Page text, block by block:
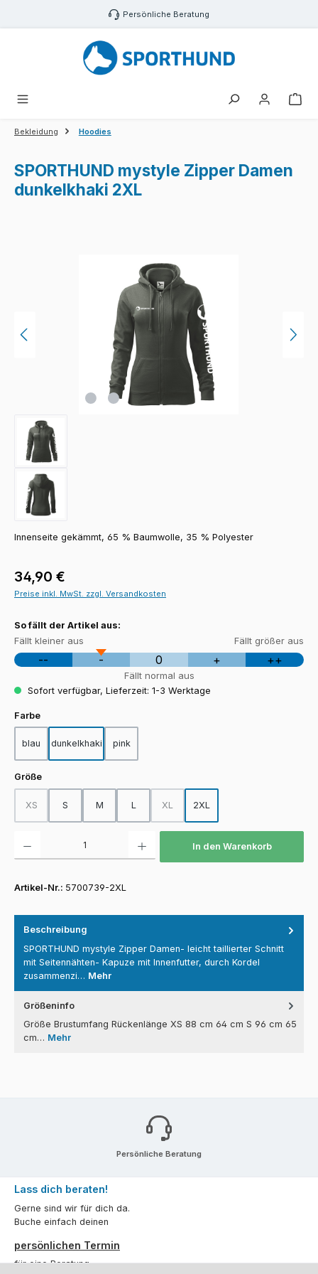
Zum Hauptinhalt springen Persönliche Beratung
Bekleidung Hoodies
SPORTHUND mystyle Zipper Damen
dunkelkhaki 2XL
Innenseite gekämmt, 65 % Baumwolle, 35 % Polyester
Regulärer Preis:
34,90 €
Preise inkl. MwSt. zzgl. Versandkosten
So fällt der Artikel aus:
Fällt kleiner aus Fällt größer aus
-- - 0 + ++
Fällt normal aus
Sofort verfügbar, Lieferzeit: 1-3 Werktage
Farbeauswählen
blau dunkelkhaki pink
Größeauswählen
XS
(Diese Option ist zurzeit nicht verfügbar.)
S M L XL
(Diese Option ist zurzeit nicht
2XL
In den Warenkorb
Artikel-Nr.: 5700739-2XL
Beschreibung
SPORTHUND mystyle Zipper Damen- leicht taillierter Schnitt
mit Seitennähten- Kapuze mit Innenfutter, durch Kordel
zusammenzi… Mehr
Größeninfo
Größe Brustumfang Rückenlänge XS 88 cm 64 cm S 96 cm 65
cm… Mehr
Persönliche Beratung
Lass dich beraten!
Gerne sind wir für dich da.
Buche einfach deinen
persönlichen Termin
für eine Beratung.